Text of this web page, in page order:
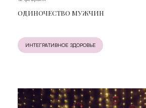
ОДИНОЧЕСТВО МУЖЧИН
ИНТЕГРАТИВНОЕ ЗДОРОВЬЕ